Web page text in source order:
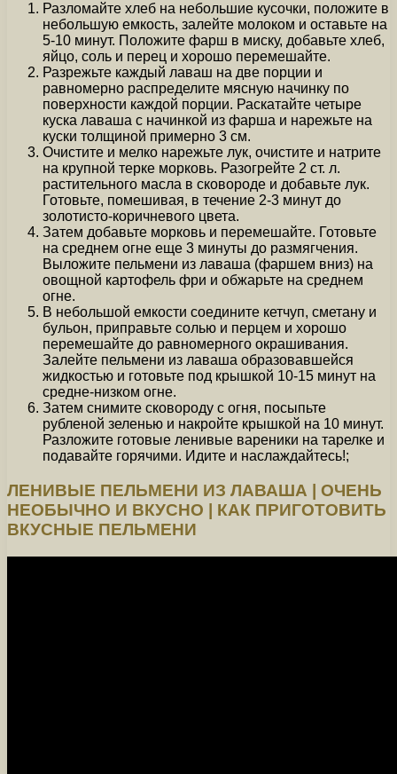
Разломайте хлеб на небольшие кусочки, положите в
небольшую емкость, залейте молоком и оставьте на
5-10 минут. Положите фарш в миску, добавьте хлеб,
яйцо, соль и перец и хорошо перемешайте.
Разрежьте каждый лаваш на две порции и
равномерно распределите мясную начинку по
поверхности каждой порции. Раскатайте четыре
куска лаваша с начинкой из фарша и нарежьте на
куски толщиной примерно 3 см.
Очистите и мелко нарежьте лук, очистите и натрите
на крупной терке морковь. Разогрейте 2 ст. л.
растительного масла в сковороде и добавьте лук.
Готовьте, помешивая, в течение 2-3 минут до
золотисто-коричневого цвета.
Затем добавьте морковь и перемешайте. Готовьте
на среднем огне еще 3 минуты до размягчения.
Выложите пельмени из лаваша (фаршем вниз) на
овощной картофель фри и обжарьте на среднем
огне.
В небольшой емкости соедините кетчуп, сметану и
бульон, приправьте солью и перцем и хорошо
перемешайте до равномерного окрашивания.
Залейте пельмени из лаваша образовавшейся
жидкостью и готовьте под крышкой 10-15 минут на
средне-низком огне.
Затем снимите сковороду с огня, посыпьте
рубленой зеленью и накройте крышкой на 10 минут.
Разложите готовые ленивые вареники на тарелке и
подавайте горячими. Идите и наслаждайтесь!;
ЛЕНИВЫЕ ПЕЛЬМЕНИ ИЗ ЛАВАША | ОЧЕНЬ
НЕОБЫЧНО И ВКУСНО | КАК ПРИГОТОВИТЬ
ВКУСНЫЕ ПЕЛЬМЕНИ